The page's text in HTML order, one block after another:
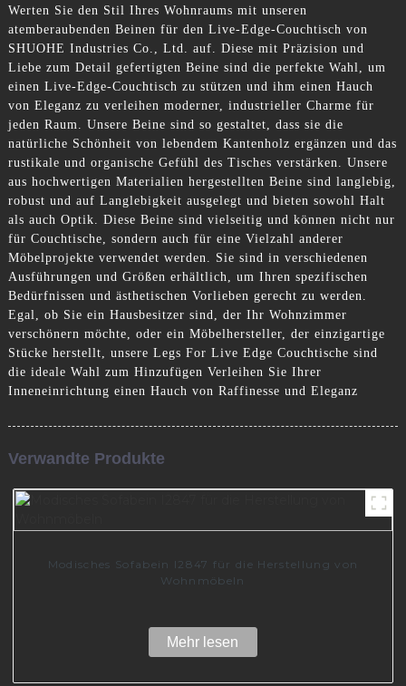
Werten Sie den Stil Ihres Wohnraums mit unseren
atemberaubenden Beinen für den Live-Edge-Couchtisch von
SHUOHE Industries Co., Ltd. auf. Diese mit Präzision und
Liebe zum Detail gefertigten Beine sind die perfekte Wahl, um
einen Live-Edge-Couchtisch zu stützen und ihm einen Hauch
von Eleganz zu verleihen moderner, industrieller Charme für
jeden Raum. Unsere Beine sind so gestaltet, dass sie die
natürliche Schönheit von lebendem Kantenholz ergänzen und das
rustikale und organische Gefühl des Tisches verstärken. Unsere
aus hochwertigen Materialien hergestellten Beine sind langlebig,
robust und auf Langlebigkeit ausgelegt und bieten sowohl Halt
als auch Optik. Diese Beine sind vielseitig und können nicht nur
für Couchtische, sondern auch für eine Vielzahl anderer
Möbelprojekte verwendet werden. Sie sind in verschiedenen
Ausführungen und Größen erhältlich, um Ihren spezifischen
Bedürfnissen und ästhetischen Vorlieben gerecht zu werden.
Egal, ob Sie ein Hausbesitzer sind, der Ihr Wohnzimmer
verschönern möchte, oder ein Möbelhersteller, der einzigartige
Stücke herstellt, unsere Legs For Live Edge Couchtische sind
die ideale Wahl zum Hinzufügen Verleihen Sie Ihrer
Inneneinrichtung einen Hauch von Raffinesse und Eleganz
Verwandte Produkte
Modisches Sofabein I2847 für die Herstellung von
Wohnmöbeln
Mehr lesen